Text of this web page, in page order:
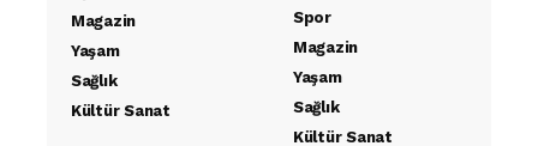
Magazin
Yaşam
Sağlık
Kültür Sanat
Spor
Magazin
Yaşam
Sağlık
Kültür Sanat